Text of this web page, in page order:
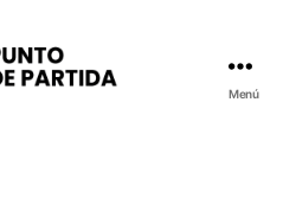
Menú